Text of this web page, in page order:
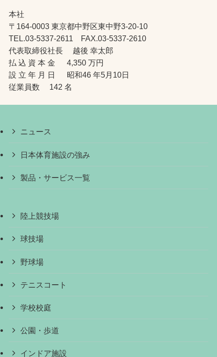
本社
〒164-0003 東京都中野区東中野3-20-10
TEL.03-5337-2611 FAX.03-5337-2610
代表取締役社長 越後 幸太郎
払 込 資 本 金 4,350 万円
設 立 年 月 日 昭和46 年5月10日
従業員数 142 名
ニュース
日本体育施設の強み
製品・サービス一覧
陸上競技場
球技場
野球場
テニスコート
学校校庭
公園・歩道
インドア施設